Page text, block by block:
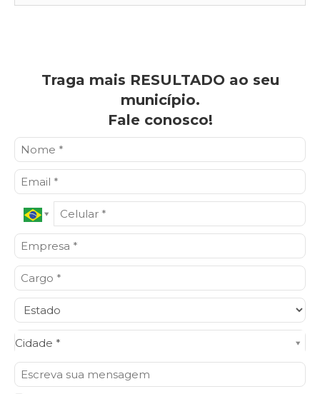
Traga mais RESULTADO ao seu
município.
Fale conosco!
Cidade *
Cidade*